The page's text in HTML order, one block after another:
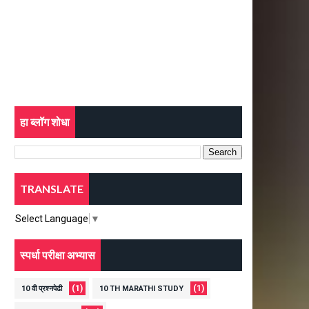
हा ब्लॉग शोधा
TRANSLATE
Select Language ▼
स्पर्धा परीक्षा अभ्यास
10 वी प्रश्नपेढी (1) 10 TH MARATHI STUDY (1)